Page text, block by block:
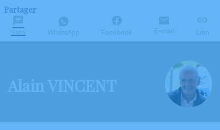
Partager
SMS WhatsApp Facebook E-mail Lien
Alain VINCENT